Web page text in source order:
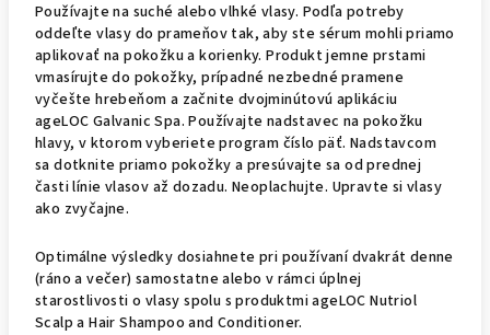
Používajte na suché alebo vlhké vlasy. Podľa potreby
oddeľte vlasy do prameňov tak, aby ste sérum mohli priamo
aplikovať na pokožku a korienky. Produkt jemne prstami
vmasírujte do pokožky, prípadné nezbedné pramene
vyčešte hrebeňom a začnite dvojminútovú aplikáciu
ageLOC Galvanic Spa. Používajte nadstavec na pokožku
hlavy, v ktorom vyberiete program číslo päť. Nadstavcom
sa dotknite priamo pokožky a presúvajte sa od prednej
časti línie vlasov až dozadu. Neoplachujte. Upravte si vlasy
ako zvyčajne.
Optimálne výsledky dosiahnete pri používaní dvakrát denne
(ráno a večer) samostatne alebo v rámci úplnej
starostlivosti o vlasy spolu s produktmi ageLOC Nutriol
Scalp a Hair Shampoo and Conditioner.